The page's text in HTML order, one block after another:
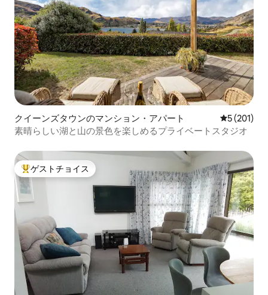
クイーンズタウンのマンション・アパート レビュー
5 (201)
素晴らしい湖と山の景色を楽しめるプライベートスタジオ
大好評のゲストチョイスです。
ゲストチョイス